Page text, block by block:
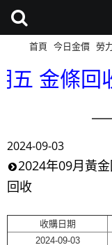
首頁 今日金價 勞
金條回
2024-09-03
2024年09月黃
回收
收購日期
2024-09-03